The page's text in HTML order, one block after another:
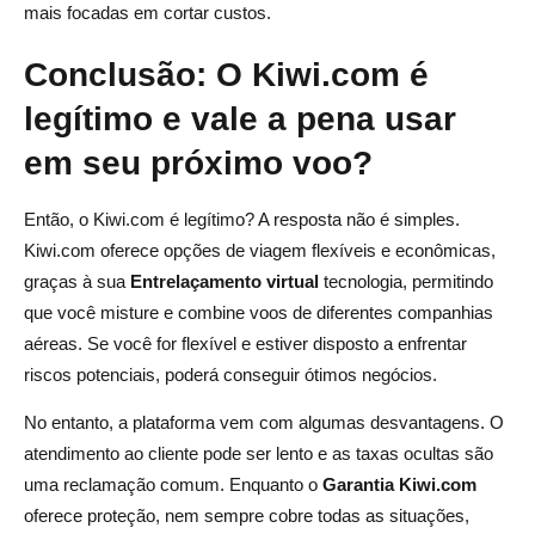
mais focadas em cortar custos.
Conclusão: O Kiwi.com é
legítimo e vale a pena usar
em seu próximo voo?
Então, o Kiwi.com é legítimo? A resposta não é simples.
Kiwi.com oferece opções de viagem flexíveis e econômicas,
graças à sua Entrelaçamento virtual tecnologia, permitindo
que você misture e combine voos de diferentes companhias
aéreas. Se você for flexível e estiver disposto a enfrentar
riscos potenciais, poderá conseguir ótimos negócios.
No entanto, a plataforma vem com algumas desvantagens. O
atendimento ao cliente pode ser lento e as taxas ocultas são
uma reclamação comum. Enquanto o Garantia Kiwi.com
oferece proteção, nem sempre cobre todas as situações,